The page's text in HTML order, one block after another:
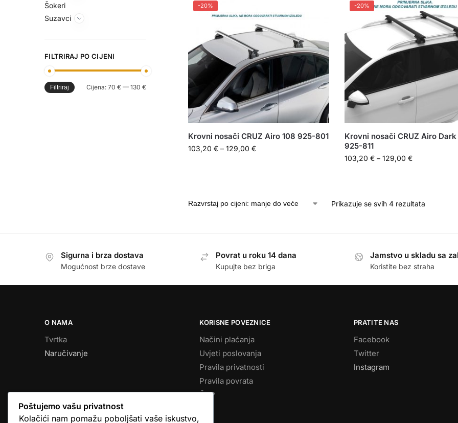
-20%
Krovni nosači CRUZ Airo 108 925-801
103,20 € – 129,00 €
-20%
Krovni nosači CRUZ Airo Dark
925-811
103,20 € – 129,00 €
Prikazuje se svih 4 rezultata
Šokeri
Suzavci
FILTRIRAJ PO CIJENI
Filtriraj Cijena: 70 € — 130 €
Sigurna i brza dostava
Mogućnost brze dostave
Povrat u roku 14 dana
Kupujte bez briga
Jamstvo u skladu sa
Koristite bez straha
O NAMA
Tvrtka
Naručivanje
KORISNE POVEZNICE
Načini plaćanja
Uvjeti poslovanja
Pravila privatnosti
Pravila povrata
ČPP
PRATITE NAS
Facebook
Twitter
Instagram
Poštujemo vašu privatnost
Kolačići nam pomažu poboljšati vaše iskustvo,